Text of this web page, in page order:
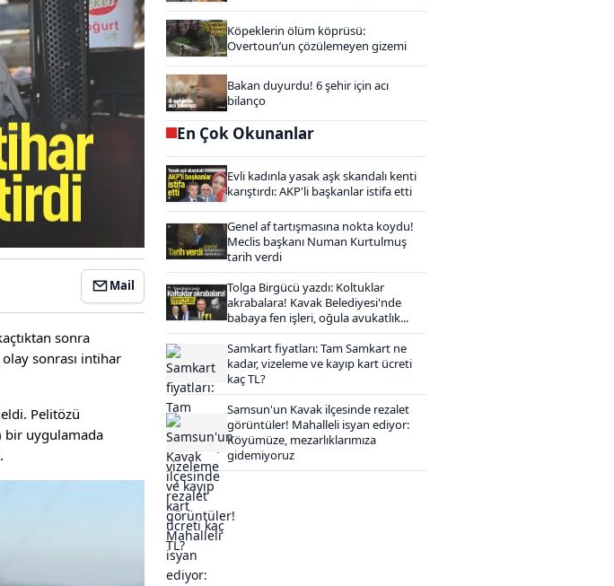
Mail
sonra
sonrası intihar
Pelitözü
bir uygulamada
Köpeklerin ölüm köprüsü:
Overtoun’un çözülemeyen gizemi
Bakan duyurdu! 6 şehir için acı
bilanço
En Çok Okunanlar
Evli kadınla yasak aşk skandalı kenti
karıştırdı: AKP'li başkanlar istifa etti
Genel af tartışmasına nokta koydu!
Meclis başkanı Numan Kurtulmuş
tarih verdi
Tolga Birgücü yazdı: Koltuklar
akrabalara! Kavak Belediyesi'nde
babaya fen işleri, oğula avukatlık...
Samkart fiyatları: Tam Samkart ne
kadar, vizeleme ve kayıp kart ücreti
kaç TL?
Samsun'un Kavak ilçesinde rezalet
görüntüler! Mahalleli isyan ediyor:
Köyümüze, mezarlıklarımıza
gidemiyoruz